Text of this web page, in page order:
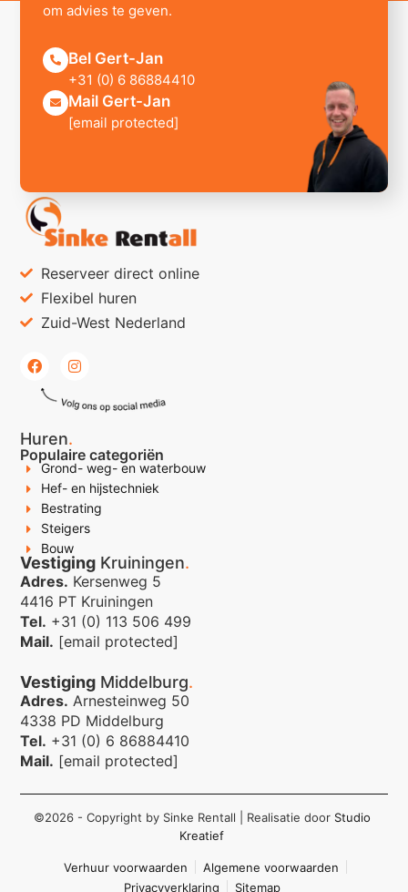
Reserveer direct online
Flexibel huren
Zuid-West Nederland
Huren.
Populaire categoriën
Grond- weg- en waterbouw
Hef- en hijstechniek
Bestrating
Steigers
Bouw
Vestiging Kruiningen.
Adres. Kersenweg 5
4416 PT Kruiningen
Tel. +31 (0) 113 506 499
Mail. [email protected]
Vestiging Middelburg.
Adres. Arnesteinweg 50
4338 PD Middelburg
Tel. +31 (0) 6 86884410
Mail. [email protected]
om advies te geven.
Bel Gert-Jan
+31 (0) 6 86884410
Mail Gert-Jan
[email protected]
©2026 - Copyright by Sinke Rentall | Realisatie door Studio
Kreatief
Verhuur voorwaarden
Algemene voorwaarden
Privacyverklaring
Sitemap